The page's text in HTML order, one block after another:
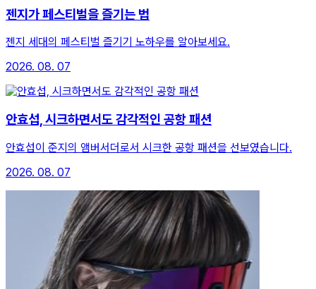
젠지가 페스티벌을 즐기는 법
젠지 세대의 페스티벌 즐기기 노하우를 알아보세요.
2026. 08. 07
안효섭, 시크하면서도 감각적인 공항 패션
안효섭이 준지의 앰버서더로서 시크한 공항 패션을 선보였습니다.
2026. 08. 07